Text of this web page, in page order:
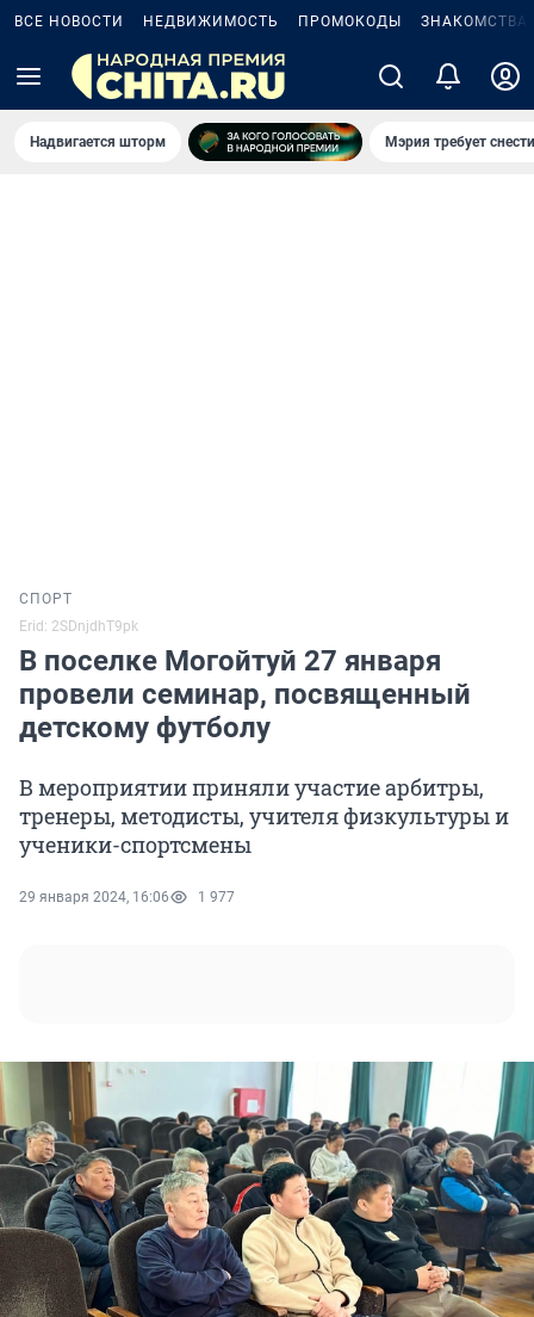
ВСЕ НОВОСТИ НЕДВИЖИМОСТЬ ПРОМОКОДЫ ЗНАКОМСТВА
Надвигается шторм Мэрия требует
СПОРТ
Erid: 2SDnjdhT9pk
В поселке Могойтуй 27 января
провели семинар, посвященный
детскому футболу
В мероприятии приняли участие арбитры,
тренеры, методисты, учителя физкультуры и
ученики-спортсмены
29 января 2024, 16:06 1 977